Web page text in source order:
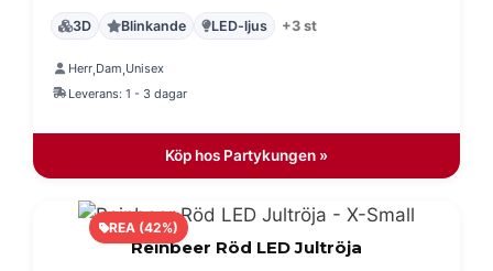
3D Blinkande LED-ljus +3 st
Herr,Dam,Unisex
Leverans: 1 - 3 dagar
Köp hos Partykungen »
REA (42%)
Reinbeer Röd LED Jultröja